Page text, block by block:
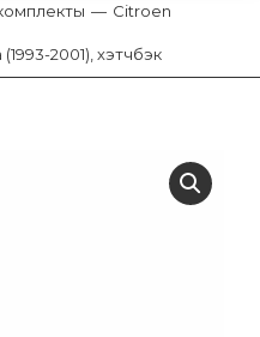
Citroen
2001), хэтчбэк